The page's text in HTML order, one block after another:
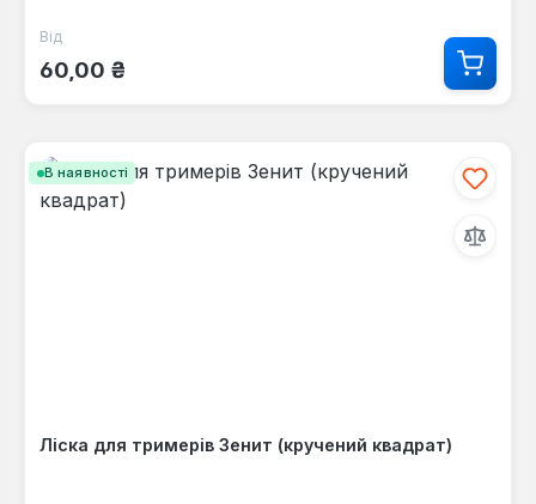
Звичайна ціна:
Від
60,00 ₴
В наявності
Ліска для тримерів Зенит (кручений квадрат)